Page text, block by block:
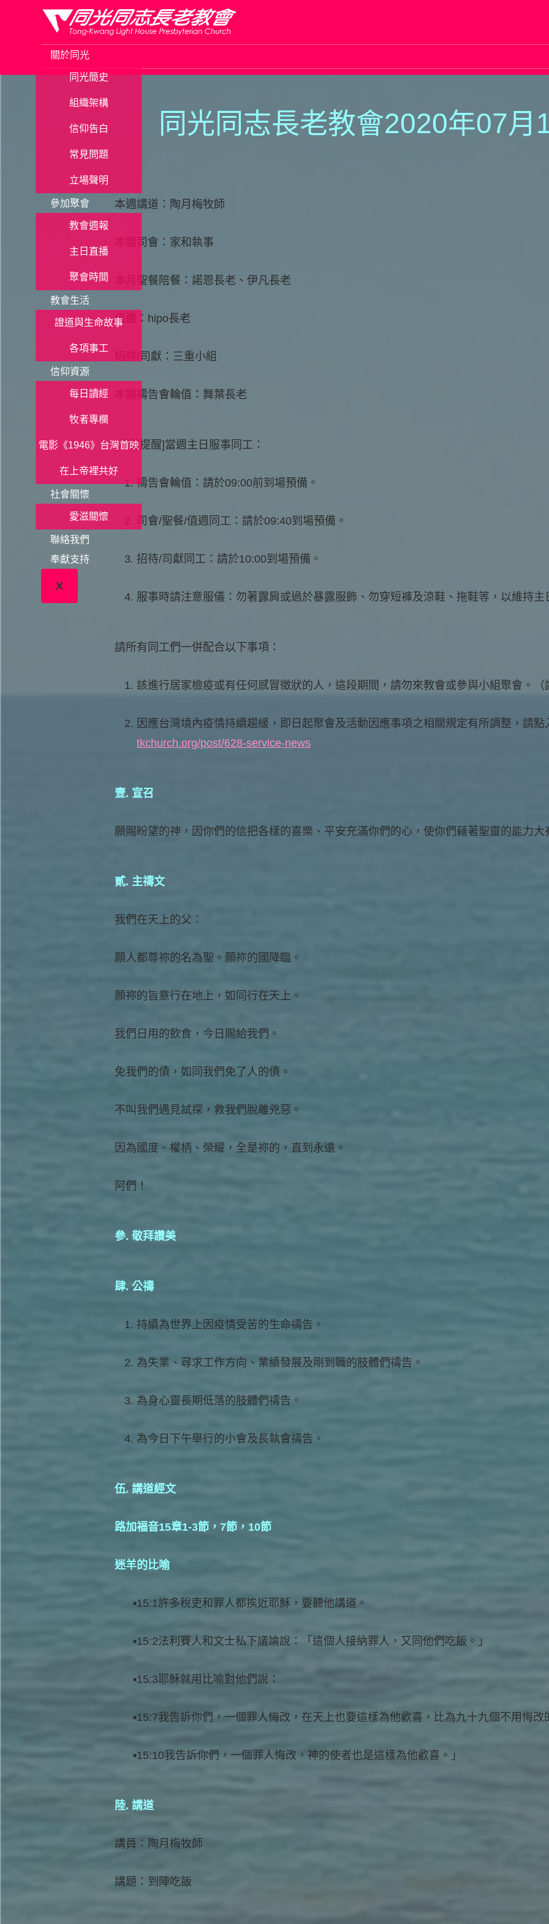
content
關於同光
同光簡史
組織架構
信仰告白
常見問題
立場聲明
參加聚會
教會週報
主日直播
聚會時間
教會生活
證道與生命故事
各項事工
信仰資源
每日讀經
牧者專欄
電影《1946》台灣首映
在上帝裡共好
社會關懷
愛滋關懷
聯絡我們
奉獻支持
X
同光同志長老教會2020年07月
本週講道：陶月梅牧師
本週司會：家和執事
本月聖餐陪餐：諾恩長老、伊凡長老
值週：hipo長老
招待/司獻：三重小組
本週禱告會輪值：舞葉長老
[溫馨提醒]當週主日服事同工：
禱告會輪值：請於09:00前到場預備。
司會/聖餐/值週同工：請於09:40到場預備。
招待/司獻同工：請於10:00到場預備。
服事時請注意服儀：勿著露肩或過於暴露服飾、勿穿短褲及涼鞋、拖鞋等，以維持主
請所有同工們一併配合以下事項：
該進行居家檢疫或有任何感冒徵狀的人，這段期間，請勿來教會或參與小組聚會。（
因應台灣境內疫情持續趨緩，即日起聚會及活動因應事項之相關規定有所調整，請
tkchurch.org/post/628-service-news
壹. 宣召
願賜盼望的神，因你們的信把各樣的喜樂、平安充滿你們的心，使你們藉著聖靈的能力大
貳. 主禱文
我們在天上的父：
願人都尊祢的名為聖。願祢的國降臨。
願祢的旨意行在地上，如同行在天上。
我們日用的飲食，今日賜給我們。
免我們的債，如同我們免了人的債。
不叫我們遇見試探，救我們脫離兇惡。
因為國度、權柄、榮耀，全是祢的，直到永遠。
阿們！
參. 敬拜讚美
肆. 公禱
持續為世界上因疫情受苦的生命禱告。
為失業、尋求工作方向、業績發展及剛到職的肢體們禱告。
為身心靈長期低落的肢體們禱告。
為今日下午舉行的小會及長執會禱告。
伍. 講道經文
路加福音15章1-3節，7節，10節
迷羊的比喻
15:1許多稅吏和罪人都挨近耶穌，要聽他講道。
15:2法利賽人和文士私下議論說：「這個人接納罪人，又同他們吃飯。」
15:3耶穌就用比喻對他們說：
15:7我告訴你們，一個罪人悔改，在天上也要這樣為他歡喜，比為九十九個不用悔改
15:10我告訴你們，一個罪人悔改，神的使者也是這樣為他歡喜。」
陸. 講道
講員：陶月梅牧師
講題：到陣吃飯